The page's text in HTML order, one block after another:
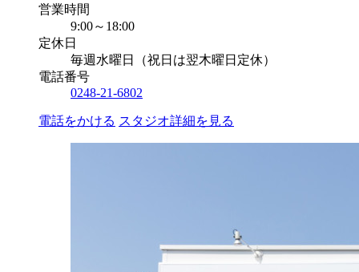
営業時間
9:00～18:00
定休日
毎週水曜日（祝日は翌木曜日定休）
電話番号
0248-21-6802
電話をかける スタジオ詳細を見る